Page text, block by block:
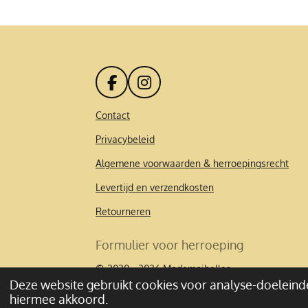
Deze website gebruikt cookies voor analyse-
hiermee akkoord.
F
a
c
b
o
k
I
n
a
g
a
Contact
Privacybeleid
Algemene voorwaarden & herroepingsrecht
Levertijd en verzendkosten
Retourneren
Formulier voor herroeping
© 2020 - 2026 Mademoibelles